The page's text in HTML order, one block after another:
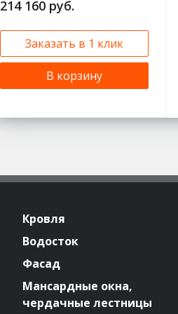
214 160 руб.
Заказать в 1 клик
В корзину
Кровля
Водосток
Фасад
Мансардные окна,
чердачные лестницы